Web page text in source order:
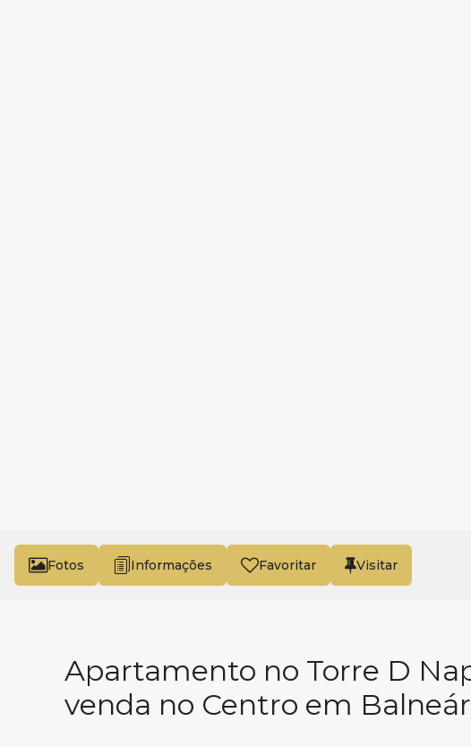
Fotos Favoritar
Apartamento no Torre D
venda no Centro em